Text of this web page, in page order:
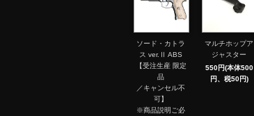
ソード・カトラ
ス ver.Ⅱ ABS
【受注生産 限定
品
／キャンセル不
可】
※商品説明ご必
マルチホップア
ジャスター
550円(本体500
円、税50円)